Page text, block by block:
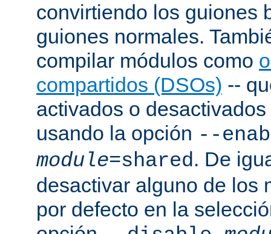
convirtiendo los guiones
guiones normales.
compilar módulos como
compartidos (DSOs) --
activados o
usando la opción --
module=shared. De
desactivar alguno de los
por defecto en la